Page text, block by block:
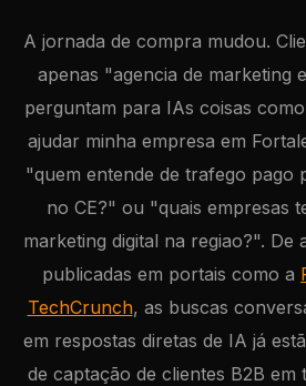
A jornada de compra mudou.
apenas "agencia de marketing
perguntam para IAs coisas
ajudar minha empresa em
"quem entende de trafego pago
no CE?" ou "quais empresas
marketing digital na regiao?". De
publicadas em portais como a
TechCrunch, as buscas
em respostas diretas de IA já
de captação de clientes B2B em